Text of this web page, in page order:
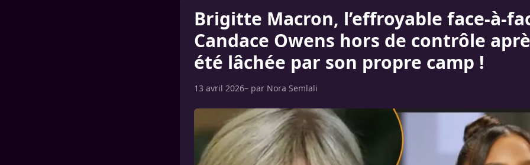
Brigitte Macron, l’effroyable face-à-
Candace Owens hors de contrôle
été lâchée par son propre camp !
13 avril 2026– par Nora Semlali